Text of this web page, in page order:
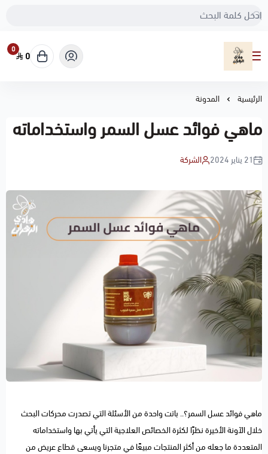
مناحل هادي الزهراني
0
0
الرئيسية المدونة
ماهي فوائد عسل السمر واستخداماته
21 يناير 2024 الشركة
ماهي فوائد عسل السمر؟.. باتت واحدة من الأسئلة التي تصدرت محركات البحث
خلال الآونة الأخيرة نظرًا لكثرة الخصائص العلاجية التي يأتي بها واستخداماته
المتعددة ما جعله من أكثر المنتجات مبيعًا في متجرنا ويسعى قطاع عريض من